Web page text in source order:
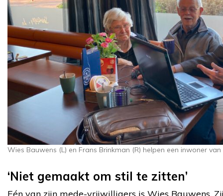
Wies Bauwens (L) en Frans Brinkman (R) helpen een inwoner
‘Niet gemaakt om stil te zitten’